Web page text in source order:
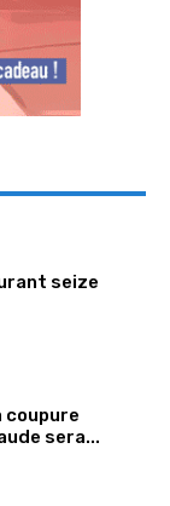
seize
coupure
sera...